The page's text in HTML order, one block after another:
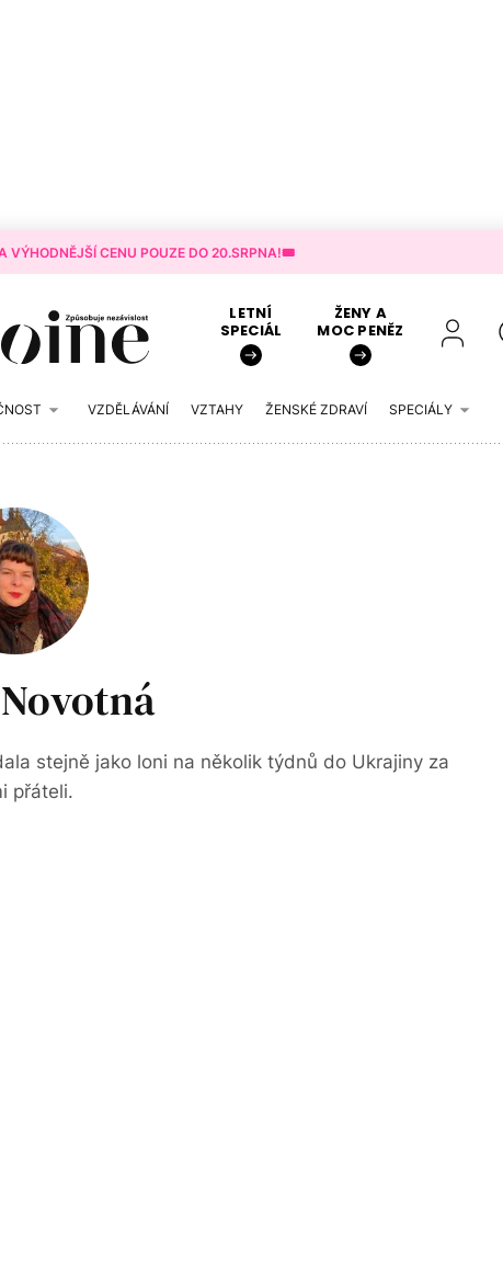
VÝHODNĚJŠÍ CENU POUZE DO 20.SRPNA!🎟️
LETNÍ
SPECIÁL
ŽENY A
MOC PENĚZ
VZDĚLÁVÁNÍ VZTAHY ŽENSKÉ ZDRAVÍ SPECIÁLY
stejně jako loni na několik týdnů do Ukrajiny za
přáteli.